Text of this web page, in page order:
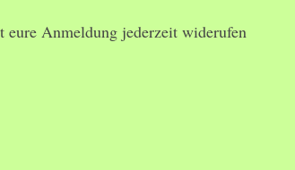
Anmeldung jederzeit widerufen